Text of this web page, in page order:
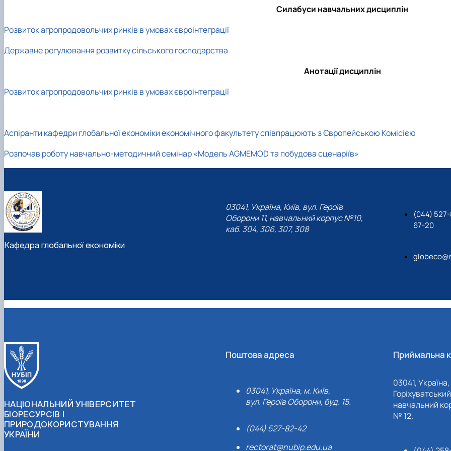
Силабуси навчальних дисциплін
Розвиток агропродовольчих ринків в умовах євроінтеграції
Державне регулювання розвитку сільського господарства
Анотації дисциплін
Розвиток агропродовольчих ринків в умовах євроінтеграції
Аспіранти кафедри глобальної економіки економічного факультету співпрацюють з Європейською Комісією
Розпочав роботу навчально-методичний семінар «Модель AGMEMOD та побудова сценаріїв»
Кафедра глобальної економіки
03041, Україна, Київ, вул. Героїв
Оборони 11, навчальний корпус №10,
каб. 304, 306, 307, 308
(044)
67-20
НАЦІОНАЛЬНИЙ УНІВЕРСИТЕТ
БІОРЕСУРСІВ І
ПРИРОДОКОРИСТУВАННЯ
УКРАЇНИ
Поштова адреса
03041, Україна, м. Київ,
вул. Героїв Оборони, буд. 15.
(044) 527-82-42
rectorat@nubip.edu.ua
Приймальна
03041,
навчальний
№ 12.